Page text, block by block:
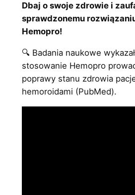
Dbaj o swoje zdrowie i
sprawdzonemu
Hemopro!
🔍 Badania naukowe
stosowanie Hemopro
poprawy stanu zdrowia
hemoroidami (PubMed).